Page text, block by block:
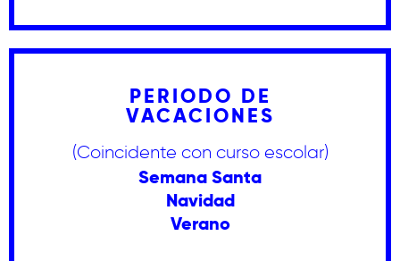
PERIODO DE
VACACIONES
(Coincidente con curso escolar)
Semana Santa
Navidad
Verano